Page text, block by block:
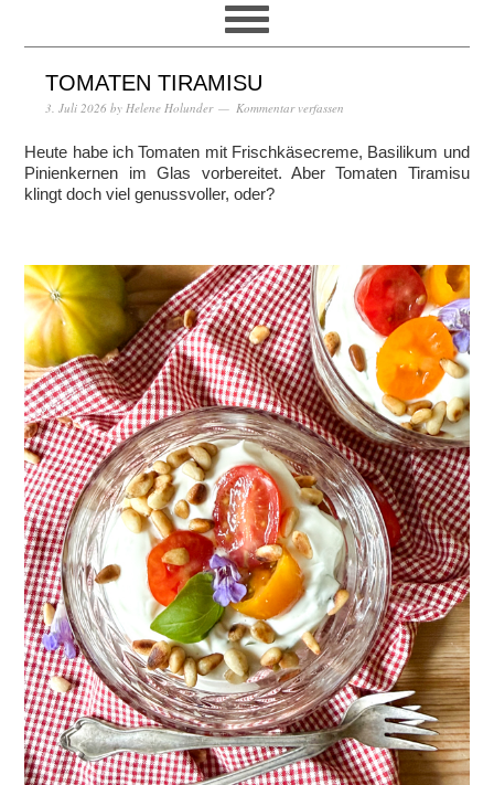
TOMATEN TIRAMISU
3. Juli 2026 by Helene Holunder Kommentar verfassen
Heute habe ich Tomaten mit Frischkäsecreme, Basilikum und
Pinienkernen im Glas vorbereitet. Aber Tomaten Tiramisu
klingt doch viel genussvoller, oder?